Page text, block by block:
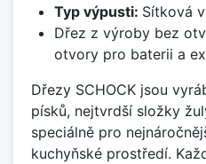
Typ výpusti: Sítková
Dřez z výroby bez
otvory pro baterii a
Dřezy SCHOCK jsou
písků, nejtvrdší složky
speciálně pro
kuchyňské prostředí.